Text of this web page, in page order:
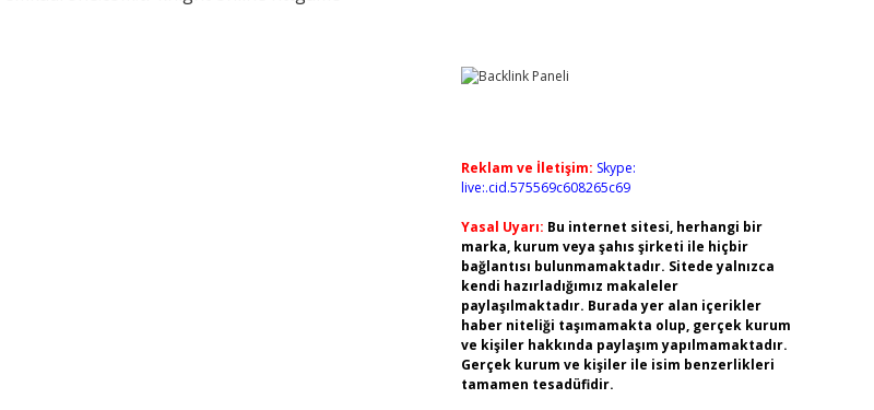
Reklam ve İletişim: Skype:
live:.cid.575569c608265c69
Yasal Uyarı: Bu internet sitesi, herhangi bir
marka, kurum veya şahıs şirketi ile hiçbir
bağlantısı bulunmamaktadır. Sitede yalnızca
kendi hazırladığımız makaleler
paylaşılmaktadır. Burada yer alan içerikler
haber niteliği taşımamakta olup, gerçek kurum
ve kişiler hakkında paylaşım yapılmamaktadır.
Gerçek kurum ve kişiler ile isim benzerlikleri
tamamen tesadüfidir.